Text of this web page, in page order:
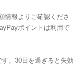
情報よりご確認くださ
ポイントは利用で
。30日を過ぎると失効